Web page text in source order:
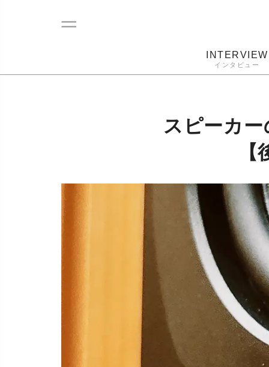
INTERVIEW
インタビュー
スピーカ